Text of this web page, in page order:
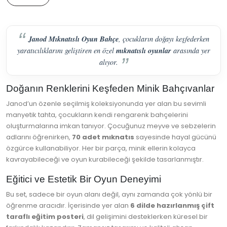
Janod Mıknatıslı Oyun Bahçe, çocukların doğayı keşfederken
yaratıcılıklarını geliştiren en özel mıknatıslı oyunlararasında yer
alıyor.
Doğanın Renklerini Keşfeden Minik Bahçıvanlar
Janod’un özenle seçilmiş koleksiyonunda yer alan bu sevimli
manyetik tahta, çocukların kendi rengarenk bahçelerini
oluşturmalarına imkan tanıyor. Çocuğunuz meyve ve sebzelerin
adlarını öğrenirken, 70 adet mıknatıs sayesinde hayal gücünü
özgürce kullanabiliyor. Her bir parça, minik ellerin kolayca
kavrayabileceği ve oyun kurabileceği şekilde tasarlanmıştır.
Eğitici ve Estetik Bir Oyun Deneyimi
Bu set, sadece bir oyun alanı değil, aynı zamanda çok yönlü bir
öğrenme aracıdır. İçerisinde yer alan 6 dilde hazırlanmış çift
taraflı eğitim posteri, dil gelişimini desteklerken küresel bir